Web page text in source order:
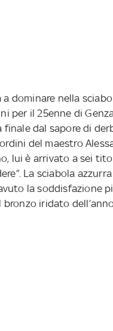
a dominare nella
per il 25enne di
dal sapore di
del maestro
lui è arrivato a sei
La sciabola
la soddisfazione
iridato